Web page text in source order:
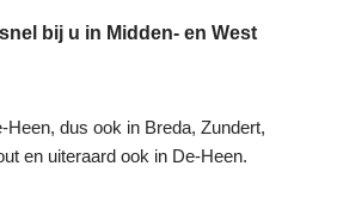
bij u in Midden- en West
Heen, dus ook in Breda, Zundert,
en uiteraard ook in De-Heen.